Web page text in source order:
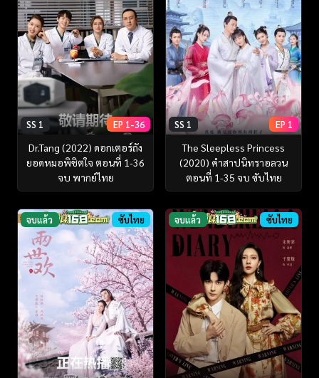
SS 1 EP 1-36
Dr.Tang (2022) ดอกเตอร์ถัง
ยอดหมอพิชิตใจ ตอนที่ 1-36
จบ พากย์ไทย
SS 1 EP 1
The Sleepless Princess
(2020) คำสาปนิทราอลวน
ตอนที่ 1-35 จบ ซับไทย
จบแล้ว ซับไทย จบแล้ว ซับไทย